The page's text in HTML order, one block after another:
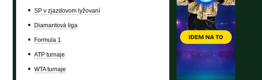
SP v zjazdovom lyžovaní
Diamantová liga
Formula 1
ATP turnaje
WTA turnaje